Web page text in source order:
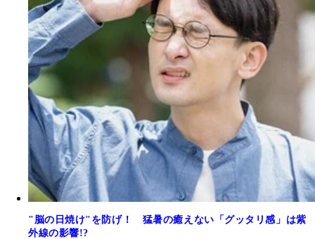
"脳の日焼け"を防げ！ 猛暑の癒えない「グッタリ感」は紫
外線の影響!?